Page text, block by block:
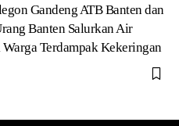
Gandeng ATB Banten dan
Banten Salurkan Air
Terdampak Kekeringan